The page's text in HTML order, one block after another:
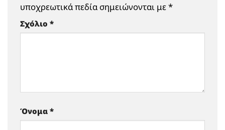
υποχρεωτικά πεδία σημειώνονται με*
Σχόλιο *
Όνομα *